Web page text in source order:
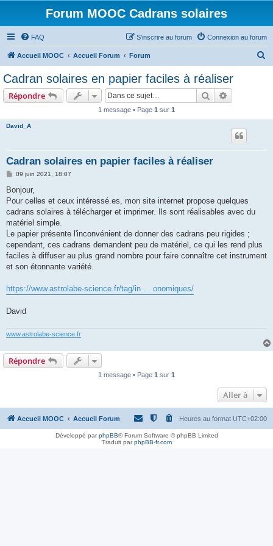
Forum MOOC Cadrans solaires
FAQ Connexion au forum
S’inscrire au forum
Accueil MOOC Accueil Forum Forum
Cadran solaires en papier faciles à réaliser
Répondre Rechercher
1 message • Page 1 sur 1
David_A
Cadran solaires en papier faciles à réaliser
M
s
a
g
09 juin 2021, 18:07
Bonjour,
Pour celles et ceux intéressé.es, mon site internet propose quelques
cadrans solaires à télécharger et imprimer. Ils sont réalisables avec du
matériel simple.
Le papier présente l'inconvénient de donner des cadrans peu rigides ;
cependant, ces cadrans demandent peu de matériel, ce qui les rend plus
faciles à diffuser au plus grand nombre pour faire connaître cet instrument
et son étonnante variété.
https://www.astrolabe-science.fr/tag/in ... onomiques/
David
www.astrolabe-science.fr
Répondre
1 message • Page 1 sur 1
Aller à
Accueil MOOC Accueil Forum Heures au format UTC+02:00
Développé parphpBB® Forum Software © phpBB Limited
Traduit parphpBB-fr.com